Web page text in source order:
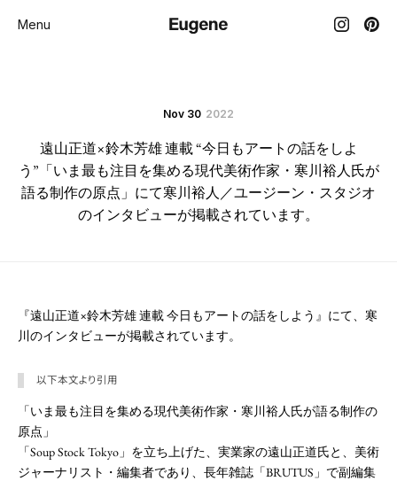
Menu
Nov 30 2022
遠山正道×鈴木芳雄 連載 “今日もアートの話をしよ
う”「いま最も注目を集める現代美術作家・寒川裕人氏が
語る制作の原点」にて寒川裕人／ユージーン・スタジオ
のインタビューが掲載されています。
『遠山正道×鈴木芳雄 連載 今日もアートの話をしよう』にて、寒
川のインタビューが掲載されています。
以下本文より引用
「いま最も注目を集める現代美術作家・寒川裕人氏が語る制作の
原点」
「Soup Stock Tokyo」を立ち上げた、実業家の遠山正道氏と、美術
ジャーナリスト・編集者であり、長年雑誌「BRUTUS」で副編集